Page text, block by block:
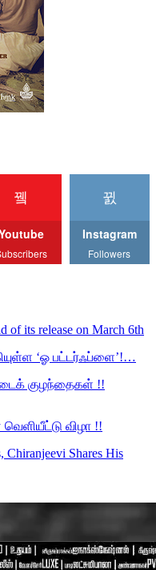
Instagram
Followers
of its release on March 6th
‘ஓ பட்டர்ஃப்ளை’!…
குழந்தைகள் !!
விழா !!
Chiranjeevi Shares His